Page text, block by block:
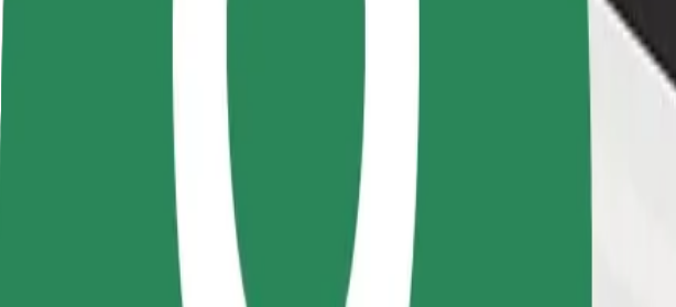
Ieškote patogiausio būdo nukeliauti iš AFI Cotroceni į Therme Bucharest? Peržiūrėkite mūsų
Patogumas ir komfortas pasiekiami vos keliais spustelėjimais!
Patikimos kelionės įprastais vidutinio dydžio automobiliais